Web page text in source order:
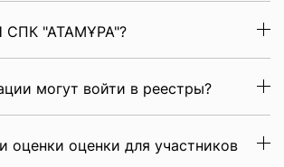
СПК "АТАМҰРА"?
могут войти в реестры?
оценки оценки для участников